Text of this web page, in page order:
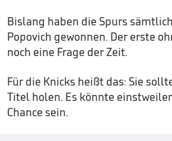
Bislang haben die Spurs
Popovich gewonnen. Der erste
noch eine Frage der Zeit.
Für die Knicks heißt das: Sie
Titel holen. Es könnte
Chance sein.